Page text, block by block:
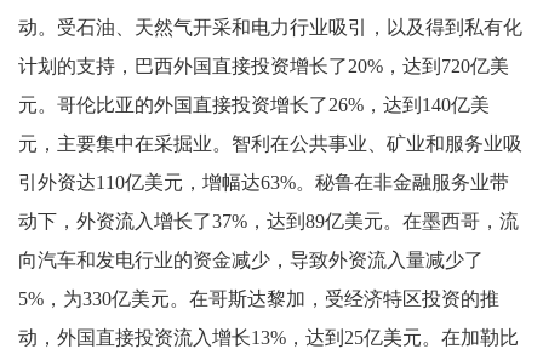
动。受石油、天然气开采和电力行业吸引，以及得到私有化
计划的支持，巴西外国直接投资增长了20%，达到720亿美
元。哥伦比亚的外国直接投资增长了26%，达到140亿美
元，主要集中在采掘业。智利在公共事业、矿业和服务业吸
引外资达110亿美元，增幅达63%。秘鲁在非金融服务业带
动下，外资流入增长了37%，达到89亿美元。在墨西哥，流
向汽车和发电行业的资金减少，导致外资流入量减少了
5%，为330亿美元。在哥斯达黎加，受经济特区投资的推
动，外国直接投资流入增长13%，达到25亿美元。在加勒比